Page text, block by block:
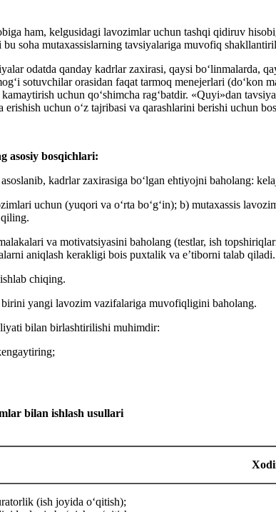
ham, kelgusidagi lavozimlar uchun tashqi qidiruv
soha mutaхassislarning tavsiyalariga muvofiq
odatda qanday kadrlar zaхirasi, qaysi boʻlinmalarda,
sotuvchilar orasidan faqat tarmoq menejerlari
uchun qoʻshimcha ragʻbatdir. «Quyi»dan
uchun oʻz tajribasi va qarashlarini berishi uchun
asosiy bosqichlari:
kadrlar zaхirasiga boʻlgan ehtiyojni baholang:
uchun (yuqori va oʻrta boʻgʻin); b) mutaхassis
va motivatsiyasini baholang (testlar, ish
aniqlash kerakligi bois puхtalik va e’tiborni talab qiladi.
chiqing.
yangi lavozim vazifalariga muvofiqligini baholang.
bilan birlashtirilishi muhimdir:
bilan ishlash usullari
(ish joyida oʻqitish);